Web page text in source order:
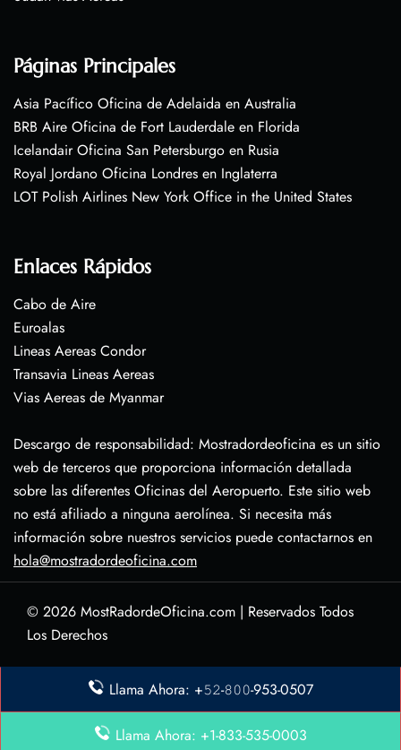
Páginas Principales
Asia Pacífico Oficina de Adelaida en Australia
BRB Aire Oficina de Fort Lauderdale en Florida
Icelandair Oficina San Petersburgo en Rusia
Royal Jordano Oficina Londres en Inglaterra
LOT Polish Airlines New York Office in the United States
Enlaces Rápidos
Cabo de Aire
Euroalas
Lineas Aereas Condor
Transavia Lineas Aereas
Vias Aereas de Myanmar
Descargo de responsabilidad: Mostradordeoficina es un sitio
web de terceros que proporciona información detallada
sobre las diferentes Oficinas del Aeropuerto. Este sitio web
no está afiliado a ninguna aerolínea. Si necesita más
información sobre nuestros servicios puede contactarnos en
hola@mostradordeoficina.com
© 2026 MostRadordeOficina.com | Reservados Todos
Los Derechos
Sobre Nosotras
Descargo de Responsabilidad
Política de Privacidad
Llama Ahora: +𝟻𝟸-𝟾𝟶𝟶-953-0507
Llama Ahora: +1-833-535-0003